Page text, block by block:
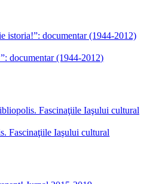
documentar (1944-2012)
Fascinaţiile Iaşului cultural